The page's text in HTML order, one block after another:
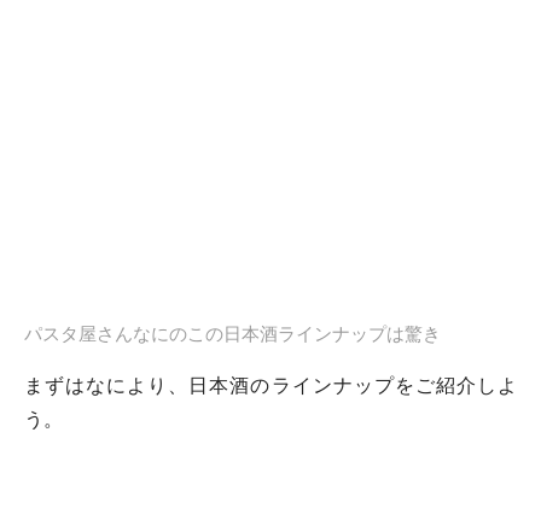
パスタ屋さんなにのこの日本酒ラインナップは驚き
まずはなにより、日本酒のラインナップをご紹介しよ
う。